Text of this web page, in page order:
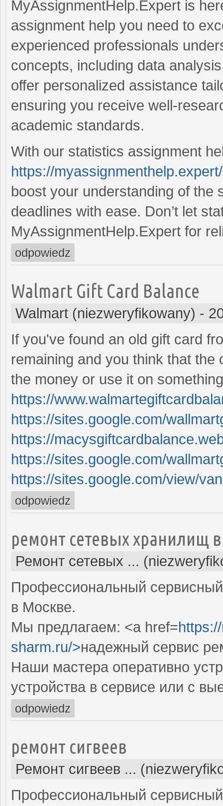
MyAssignmentHelp.Expert is
assignment help you need to
experienced professionals
concepts, including data
offer personalized assistance
ensuring you receive well-
academic standards.
With our statistics assignment
https://
boost your understanding of the
deadlines with ease. Don’t let
MyAssignmentHelp.Expert for
odpowiedz
Walmart Gift Card Balance
Walmart (niezweryfikowany) -
If you've found an old gift card
remaining and you think that
the money or use it on
https://
https://sites.google.com/
https://
https://sites.google.com/
https://sites.google.com/view/
odpowiedz
ремонт сетевых хранилищ
Ремонт сетевых ...
Профессиональный
в Москве.
Мы предлагаем: <a href=
sharm.ru/>надежный сервис
Наши мастера оперативно
устройства в сервисе или с
odpowiedz
ремонт сигвеев
Ремонт сигвеев ...
Профессиональный